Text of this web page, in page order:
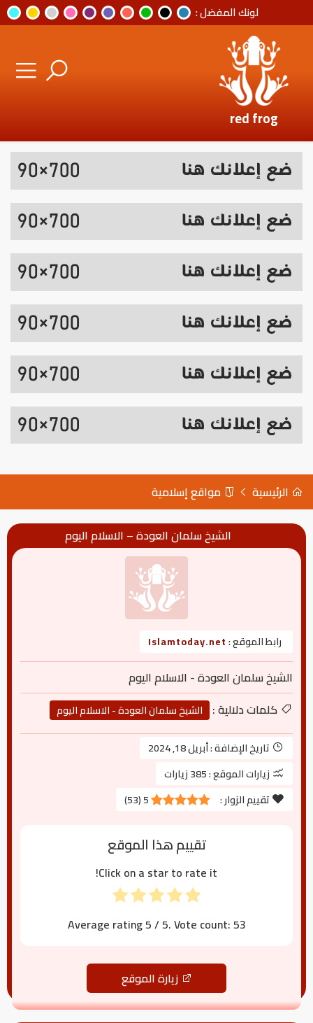
لونك المفضل :
red frog
الرئيسية مواقع إسلامية
الشيخ سلمان العودة – الاسلام اليوم
رابط الموقع :Islamtoday.net
الشيخ سلمان العودة - الاسلام اليوم
كلمات دلالية :
الشيخ سلمان العودة - الاسلام اليوم
تاريخ الإضافة :أبريل 18, 2024
زيارات الموقع :385 زيارات
تقييم الزوار :
5
(
53
)
تقييم هذا الموقع
Click on a star to rate it!
Average rating5/ 5. Vote count:53
زيارة الموقع